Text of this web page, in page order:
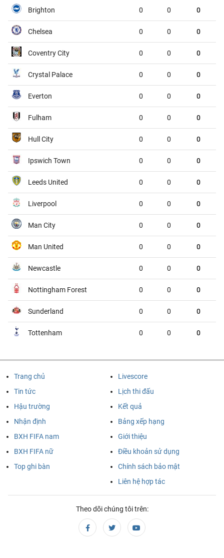
01:00 Celta Vigo
01:45 Real Betis
02:00 Paris Saint-Germain
Cúp quốc gia Chile, Thứ 5 - 06/08
Union San Felipe 05:00 Universidad de Chile
Coquimbo Unido 07:30 San Marcos
Brighton 0 0 0
Chelsea 0 0 0
Coventry City 0 0 0
Crystal Palace 0 0 0
Everton 0 0 0
Fulham 0 0 0
Hull City 0 0 0
Ipswich Town 0 0 0
Leeds United 0 0 0
Liverpool 0 0 0
Man City 0 0 0
Man United 0 0 0
Newcastle 0 0 0
Nottingham Forest 0 0 0
Sunderland 0 0 0
Tottenham 0 0 0
Trang chủ
Tin tức
Hậu trường
Nhận định
Livescore
Lịch thi đấu
Kết quả
Bảng xếp hạng
BXH FIFA nam
BXH FIFA nữ
Top ghi bàn
Giới thiệu
Điều khoản sử dụng
Chính sách bảo mật
Liên hệ hợp tác
Theo dõi chúng tôi trên: